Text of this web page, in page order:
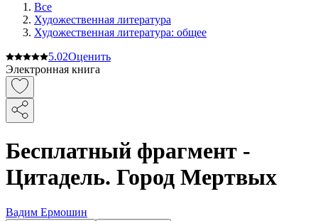
Все
Художественная литература
Художественная литература: общее
5.02Оценить
Электронная книга
Бесплатный фрагмент -
Цитадель. Город Мертвых
Вадим Ермошин